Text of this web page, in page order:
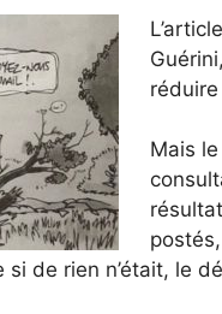
réduire
Mais
si de rien n’était, le